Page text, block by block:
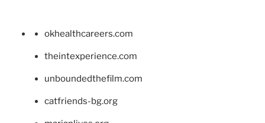
okhealthcareers.com
theintexperience.com
unboundedthefilm.com
catfriends-bg.org